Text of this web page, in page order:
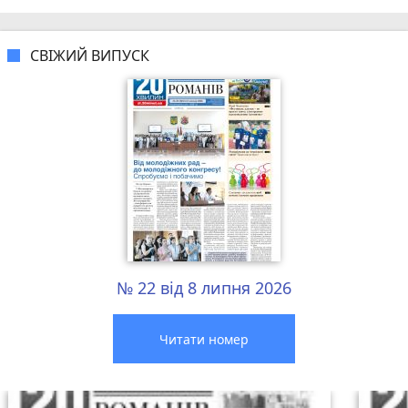
СВІЖИЙ ВИПУСК
№ 22 від 8 липня 2026
Читати номер